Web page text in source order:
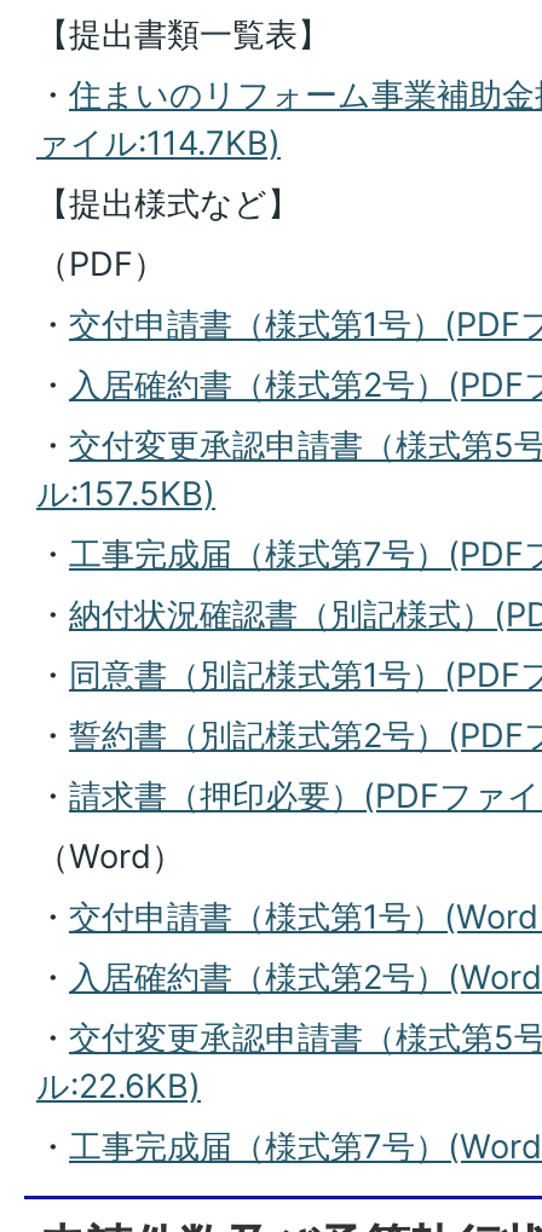
【提出書類一覧表】
・ 住まいのリフォーム事業補助
ァイル:114.7KB)
【提出様式など】
（PDF）
・ 交付申請書（様式第1号）(PDF
・ 入居確約書（様式第2号）
・ 交付変更承認申請書（様式第5
ル:157.5KB)
・ 工事完成届（様式第7号）
・ 納付状況確認書（別記様式）
・ 同意書（別記様式第1号）(PDF
・ 誓約書（別記様式第2号）
・ 請求書（押印必要）(PDFファ
（Word）
・ 交付申請書（様式第1号）
・ 入居確約書（様式第2号）
・ 交付変更承認申請書（様式第5
ル:22.6KB)
・ 工事完成届（様式第7号）